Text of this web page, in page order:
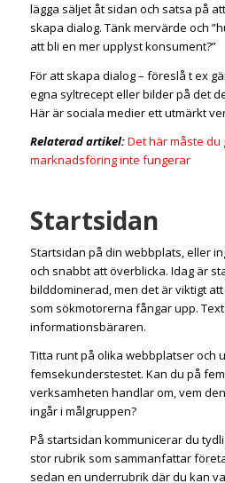
lägga säljet åt sidan och satsa på
skapa dialog. Tänk mervärde och
att bli en mer upplyst konsument?”
För att skapa dialog – föreslå t ex
egna syltrecept eller bilder på det
Här är sociala medier ett utmärkt
Relaterad artikel:Det här måste du
marknadsföring inte fungerar
Startsidan
Startsidan på din webbplats, eller
och snabbt att överblicka. Idag är
bilddominerad, men det är viktigt
som sökmotorerna fångar upp.
informationsbäraren.
Titta runt på olika webbplatser och
femsekunderstestet. Kan du på
verksamheten handlar om, vem
ingår i målgruppen?
På startsidan kommunicerar du
stor rubrik som sammanfattar
sedan en underrubrik där du kan